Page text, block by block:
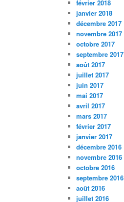
février 2018
janvier 2018
décembre 2017
novembre 2017
octobre 2017
septembre 2017
août 2017
juillet 2017
juin 2017
mai 2017
avril 2017
mars 2017
février 2017
janvier 2017
décembre 2016
novembre 2016
octobre 2016
septembre 2016
août 2016
juillet 2016